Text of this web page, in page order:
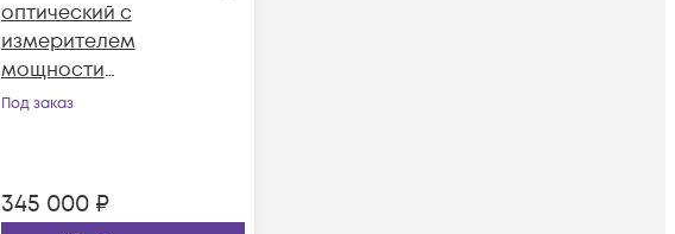
оптический с
измерителем
мощности
ТОПАЗ-9400-A-85-30-
Под заказ
345 000₽